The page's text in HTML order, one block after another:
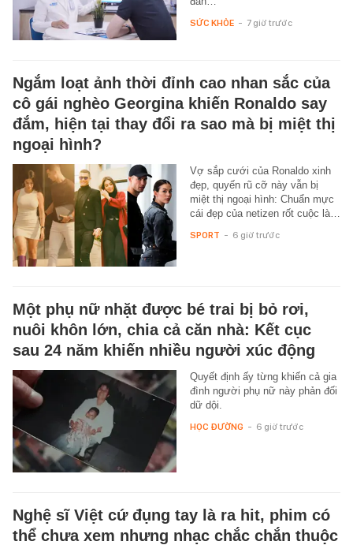
SỨC KHỎE - 7 giờ trước
Ngắm loạt ảnh thời đỉnh cao nhan sắc của
cô gái nghèo Georgina khiến Ronaldo say
đắm, hiện tại thay đổi ra sao mà bị miệt thị
ngoại hình?
Vợ sắp cưới của Ronaldo xinh
đẹp, quyến rũ cỡ này vẫn bị
miệt thị ngoại hình: Chuẩn mực
cái đẹp của netizen rốt cuộc là…
SPORT - 6 giờ trước
Một phụ nữ nhặt được bé trai bị bỏ rơi,
nuôi khôn lớn, chia cả căn nhà: Kết cục
sau 24 năm khiến nhiều người xúc động
Quyết định ấy từng khiến cả gia
đình người phụ nữ này phản đối
dữ dội.
HỌC ĐƯỜNG - 6 giờ trước
Nghệ sĩ Việt cứ đụng tay là ra hit, phim có
thể chưa xem nhưng nhạc chắc chắn thuộc